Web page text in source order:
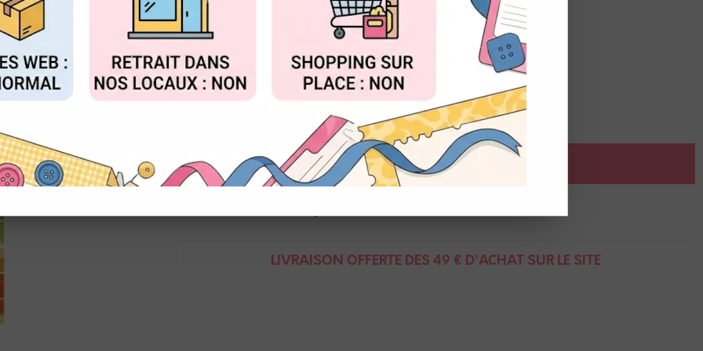
Réf. :CR1453
Marianne Design
Matrices de découpe
a : 1 x 1 cm et chiffres env 1 x 1,3 cm
AJOUTER AU PANIER
LIVRAISON OFFERTE DÈS 49 € D'ACHAT SUR LE SITE
ACCEPTER TOUT